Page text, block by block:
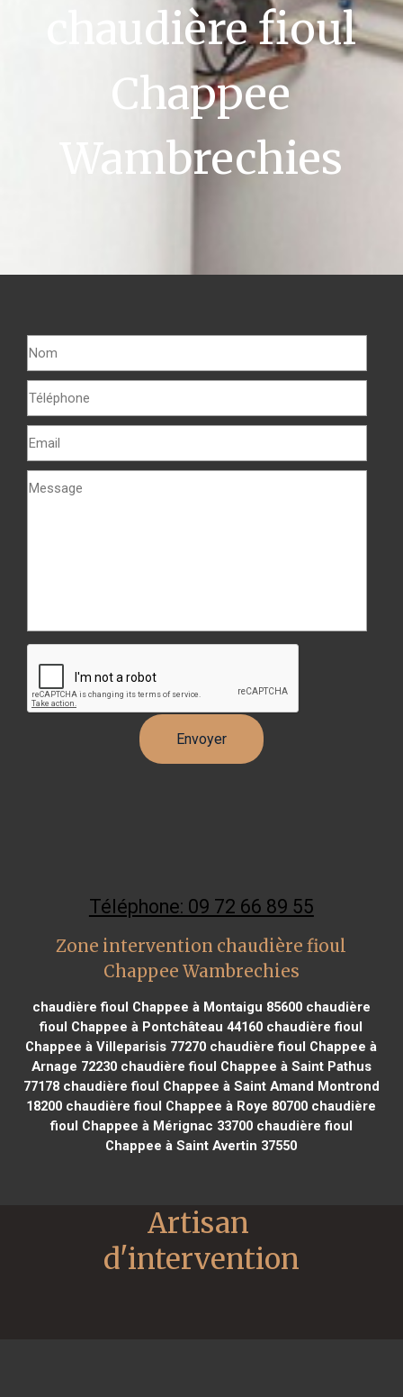
chaudière fioul
Chappee
Wambrechies
Téléphone: 09 72 66 89 55
Zone intervention chaudière fioul
Chappee Wambrechies
chaudière fioul Chappee à Montaigu 85600chaudière
fioul Chappee à Pontchâteau 44160 chaudière fioul
Chappee à Villeparisis 77270 chaudière fioul Chappee à
Arnage 72230chaudière fioul Chappee à Saint Pathus
77178chaudière fioul Chappee à Saint Amand Montrond
18200 chaudière fioul Chappee à Roye 80700 chaudière
fioul Chappee à Mérignac 33700chaudière fioul
Chappee à Saint Avertin 37550
Artisan
d'intervention